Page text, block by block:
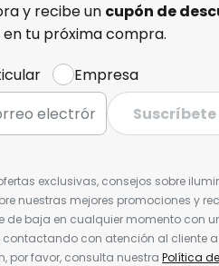
y recibe un cupón de
tu próxima compra.
Empresa
Suscríbete
exclusivas, consejos sobre
nuestras mejores promociones y
de baja en cualquier momento con
con atención al cliente
por favor, consulta nuestra Política